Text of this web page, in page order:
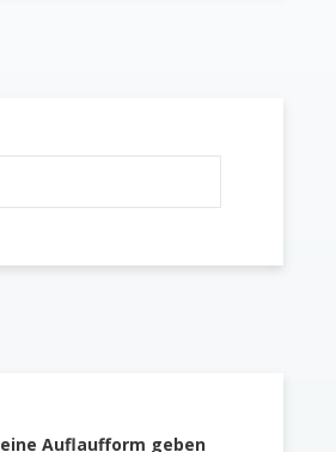
Auflaufform geben